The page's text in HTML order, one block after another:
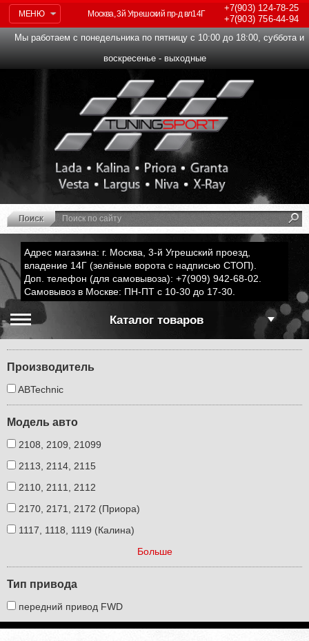
МЕНЮ
+7(903)124-78-25
+7(903)756-44-94
Москва, 3й Угрешский пр-д вл14Г
Мы работаем с понедельника по пятницу с 10:00 до 18:00, суббота и
воскресенье - выходные
Адрес магазина: г. Москва, 3-й Угрешский проезд,
владение 14Г (зелёные ворота с надписью СТОП).
Доп. телефон (для самовывоза): +7(909) 942-68-02.
Самовывоз в Москве: ПН-ПТ с 10-30 до 17-30.
Каталог товаров
Производитель
ABTechnic
Модель авто
2108, 2109, 21099
2113, 2114, 2115
2110, 2111, 2112
2170, 2171, 2172 (Приора)
1117, 1118, 1119 (Калина)
Больше
Тип привода
передний привод FWD